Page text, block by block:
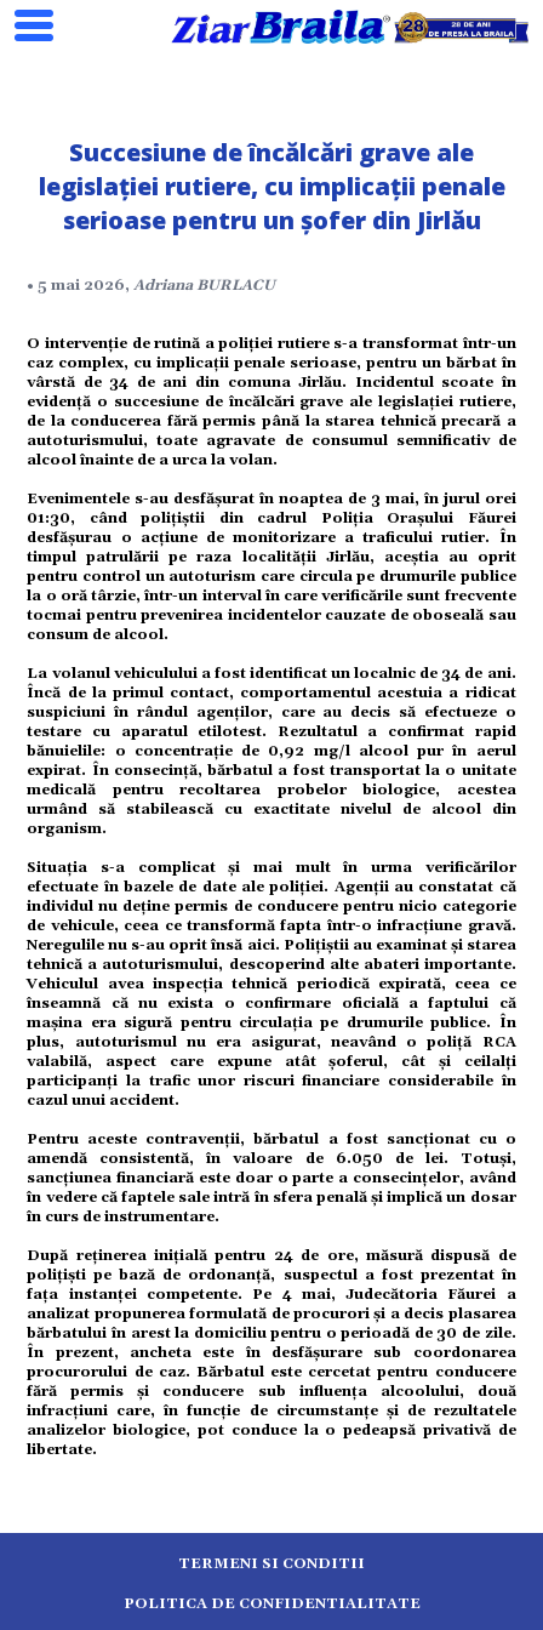
Succesiune de încălcări grave ale
legislației rutiere, cu implicații penale
serioase pentru un șofer din Jirlău
• 5 mai 2026,Adriana BURLACU
O intervenție de rutină a poliției rutiere s-a transformat într-un
caz complex, cu implicații penale serioase, pentru un bărbat în
vârstă de 34 de ani din comuna Jirlău. Incidentul scoate în
evidență o succesiune de încălcări grave ale legislației rutiere,
de la conducerea fără permis până la starea tehnică precară a
autoturismului, toate agravate de consumul semnificativ de
alcool înainte de a urca la volan.
Evenimentele s-au desfășurat în noaptea de 3 mai, în jurul orei
01:30, când polițiștii din cadrul Poliţia Oraşului Făurei
desfășurau o acțiune de monitorizare a traficului rutier. În
timpul patrulării pe raza localității Jirlău, aceștia au oprit
pentru control un autoturism care circula pe drumurile publice
la o oră târzie, într-un interval în care verificările sunt frecvente
tocmai pentru prevenirea incidentelor cauzate de oboseală sau
consum de alcool.
La volanul vehiculului a fost identificat un localnic de 34 de ani.
Încă de la primul contact, comportamentul acestuia a ridicat
suspiciuni în rândul agenților, care au decis să efectueze o
testare cu aparatul etilotest. Rezultatul a confirmat rapid
bănuielile: o concentrație de 0,92 mg/l alcool pur în aerul
expirat. În consecință, bărbatul a fost transportat la o unitate
medicală pentru recoltarea probelor biologice, acestea
urmând să stabilească cu exactitate nivelul de alcool din
organism.
Situația s-a complicat și mai mult în urma verificărilor
efectuate în bazele de date ale poliției. Agenții au constatat că
individul nu deține permis de conducere pentru nicio categorie
de vehicule, ceea ce transformă fapta într-o infracțiune gravă.
Neregulile nu s-au oprit însă aici. Polițiștii au examinat și starea
tehnică a autoturismului, descoperind alte abateri importante.
Vehiculul avea inspecția tehnică periodică expirată, ceea ce
înseamnă că nu exista o confirmare oficială a faptului că
mașina era sigură pentru circulația pe drumurile publice. În
plus, autoturismul nu era asigurat, neavând o poliță RCA
valabilă, aspect care expune atât șoferul, cât și ceilalți
participanți la trafic unor riscuri financiare considerabile în
cazul unui accident.
Pentru aceste contravenții, bărbatul a fost sancționat cu o
amendă consistentă, în valoare de 6.050 de lei. Totuși,
sancțiunea financiară este doar o parte a consecințelor, având
în vedere că faptele sale intră în sfera penală și implică un dosar
în curs de instrumentare.
După reținerea inițială pentru 24 de ore, măsură dispusă de
polițiști pe bază de ordonanță, suspectul a fost prezentat în
fața instanței competente. Pe 4 mai, Judecătoria Făurei a
analizat propunerea formulată de procurori și a decis plasarea
bărbatului în arest la domiciliu pentru o perioadă de 30 de zile.
În prezent, ancheta este în desfășurare sub coordonarea
procurorului de caz. Bărbatul este cercetat pentru conducere
fără permis și conducere sub influența alcoolului, două
infracțiuni care, în funcție de circumstanțe și de rezultatele
analizelor biologice, pot conduce la o pedeapsă privativă de
libertate.
TERMENI SI CONDITII
POLITICA DE CONFIDENTIALITATE